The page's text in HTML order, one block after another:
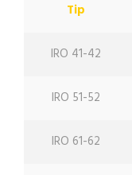
Tip
IRO 41-42
IRO 51-52
IRO 61-62